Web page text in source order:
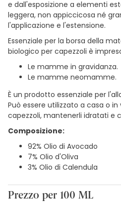
e dall'esposizione a elementi
leggera, non appiccicosa né
l'applicazione e l'estensione.
Essenziale per la borsa della
biologico per capezzoli è
Le mamme in gravidanza.
Le mamme neomamme.
È un prodotto essenziale per
Può essere utilizzato a casa o
capezzoli, mantenerli idratati e
Composizione:
92% Olio di Avocado
7% Olio d'Oliva
3% Olio di Calendula
Prezzo per 100 ML